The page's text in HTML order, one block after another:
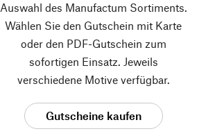
Auswahl des Manufactum Sortiments.
Wählen Sie den Gutschein mit Karte
oder den PDF-Gutschein zum
sofortigen Einsatz. Jeweils
verschiedene Motive verfügbar.
Gutscheine kaufen